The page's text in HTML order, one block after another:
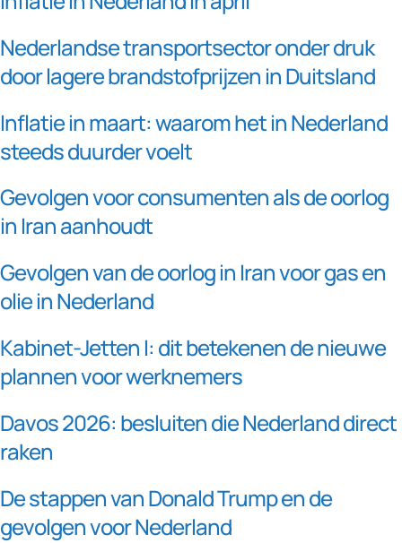
Nederlandse transportsector onder druk
door lagere brandstofprijzen in Duitsland
Inflatie in maart: waarom het in Nederland
steeds duurder voelt
Gevolgen voor consumenten als de oorlog
in Iran aanhoudt
Gevolgen van de oorlog in Iran voor gas en
olie in Nederland
Kabinet-Jetten I: dit betekenen de nieuwe
plannen voor werknemers
Davos 2026: besluiten die Nederland direct
raken
De stappen van Donald Trump en de
gevolgen voor Nederland